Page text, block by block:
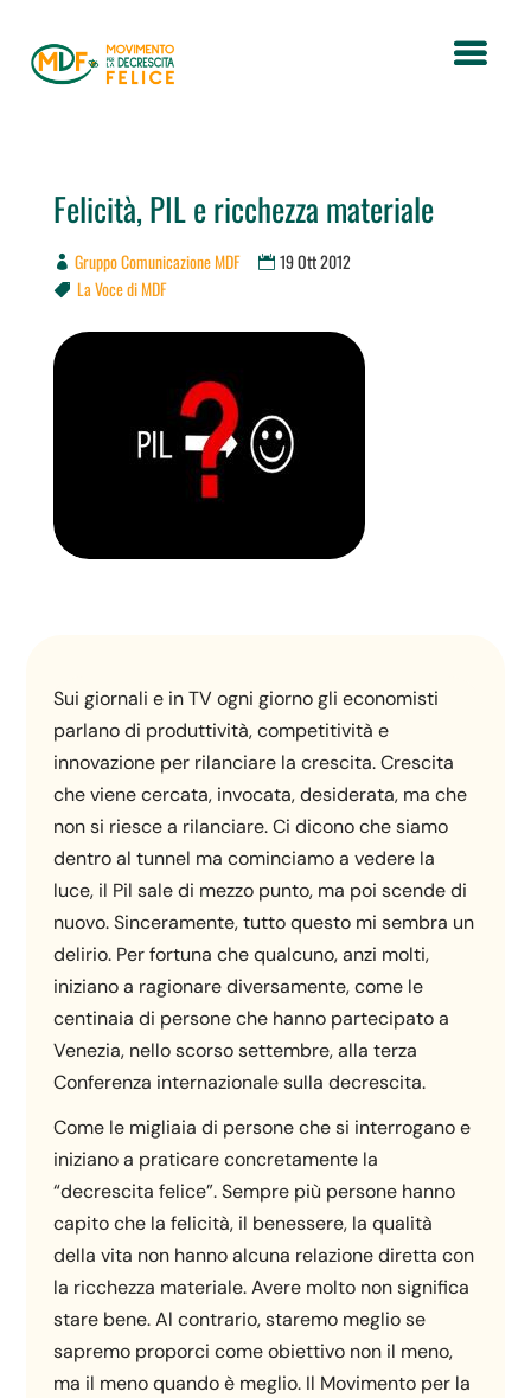
Felicità, PIL e ricchezza materiale
Gruppo Comunicazione MDF 19 Ott 2012
 La Voce di MDF
Sui giornali e in TV ogni giorno gli economisti
parlano di produttività, competitività e
innovazione per rilanciare la crescita. Crescita
che viene cercata, invocata, desiderata, ma che
non si riesce a rilanciare. Ci dicono che siamo
dentro al tunnel ma cominciamo a vedere la
luce, il Pil sale di mezzo punto, ma poi scende di
nuovo. Sinceramente, tutto questo mi sembra un
delirio. Per fortuna che qualcuno, anzi molti,
iniziano a ragionare diversamente, come le
centinaia di persone che hanno partecipato a
Venezia, nello scorso settembre, alla terza
Conferenza internazionale sulla decrescita.
Come le migliaia di persone che si interrogano e
iniziano a praticare concretamente la
“decrescita felice”. Sempre più persone hanno
capito che la felicità, il benessere, la qualità
della vita non hanno alcuna relazione diretta con
la ricchezza materiale. Avere molto non significa
stare bene. Al contrario, staremo meglio se
sapremo proporci come obiettivo non il meno,
ma il meno quando è meglio. Il Movimento per la